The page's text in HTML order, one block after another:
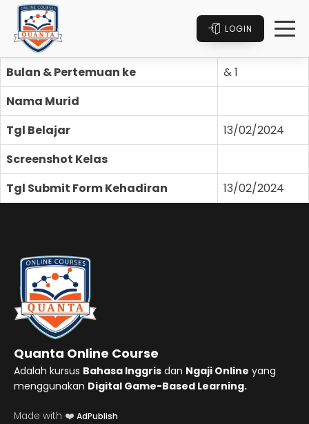
LOGIN
Bulan & Pertemuan ke
& 1
Nama Murid
Tgl Belajar
13/02/2024
Screenshot Kelas
Tgl Submit Form Kehadiran
13/02/2024
Quanta Online Course
Adalah kursus Bahasa Inggris dan Ngaji Online yang
menggunakan Digital Game-Based Learning.
Made with ❤️ AdPublish